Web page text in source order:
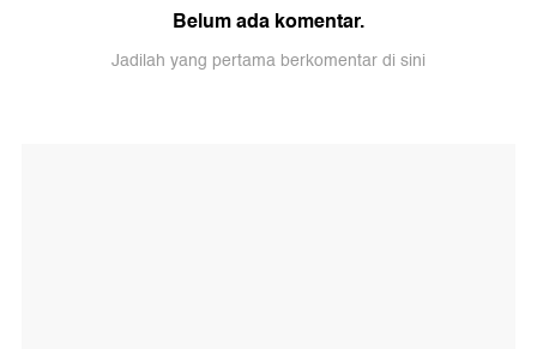
Belum ada komentar.
Jadilah yang pertama berkomentar di sini